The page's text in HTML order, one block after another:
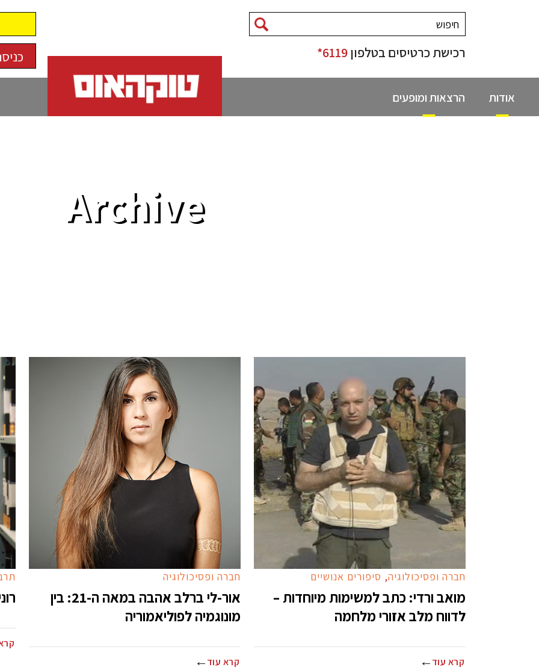
רכישת כרטיסים בטלפון6119*
אודות הרצאות ומופעים
Archive
חברה ופסיכולוגיה, סיפורים אנושיים
מואב ורדי: כתב למשימות מיוחדות –
לדווח מלב אזורי מלחמה
קרא עוד
חברה ופסיכולוגיה
אור-לי ברלב אהבה במאה ה-21: בין
מונוגמיה לפוליאמוריה
קרא עוד